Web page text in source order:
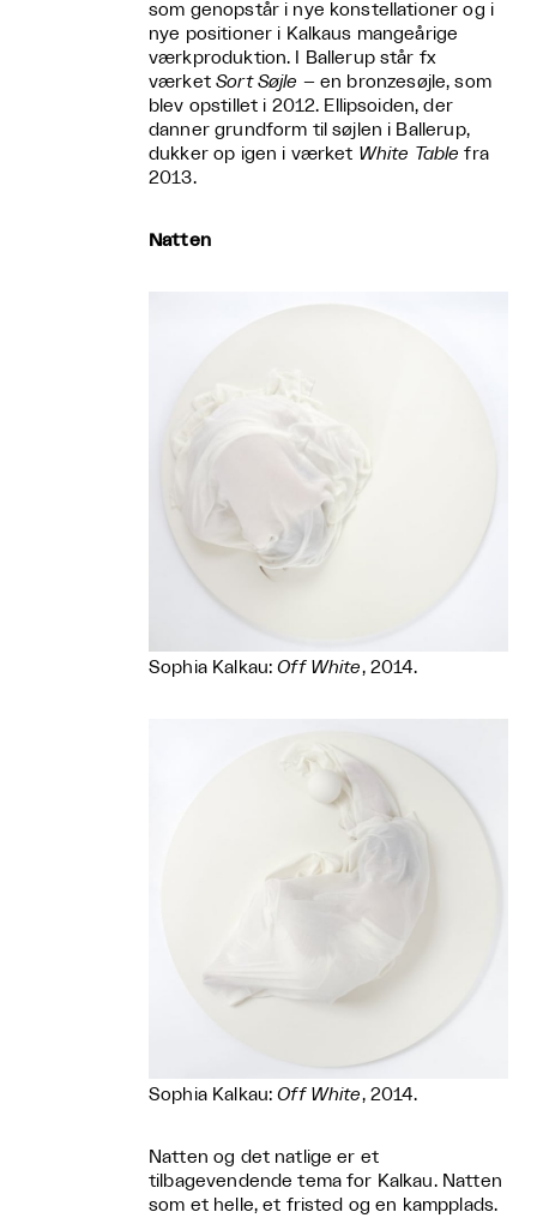
som genopstår i nye konstellationer og i
nye positioner i Kalkaus mangeårige
værkproduktion. I Ballerup står fx
værketSort Søjle –en bronzesøjle, som
blev opstillet i 2012. Ellipsoiden, der
danner grundform til søjlen i Ballerup,
dukker op igen i værket White Table fra
2013.
Natten
Sophia Kalkau:Off White, 2014.
Sophia Kalkau:Off White, 2014.
Natten og det natlige er et
tilbagevendende tema for Kalkau. Natten
som et helle, et fristed og en kampplads.